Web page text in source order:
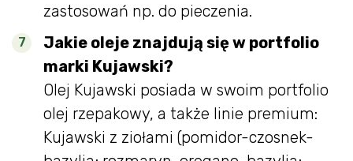
zastosowań np. do pieczenia.
Jakie oleje znajdują się w portfolio
marki Kujawski?
Olej Kujawski posiada w swoim portfolio
olej rzepakowy, a także linie premium:
Kujawski z ziołami (pomidor-czosnek-